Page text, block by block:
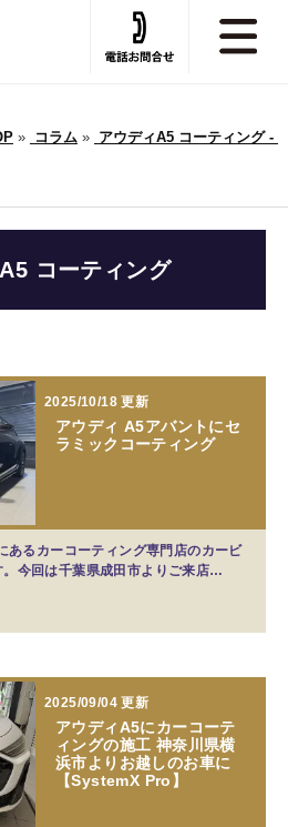
» コラム» アウディA5 コーティング -
コーティング
2025/10/18 更新
アウディ A5アバントにセ
ラミックコーティング
あるカーコーティング専門店のカービ
今回は千葉県成田市よりご来店…
2025/09/04 更新
アウディA5にカーコーテ
ィングの施工 神奈川県横
浜市よりお越しのお車に
【SystemX Pro】